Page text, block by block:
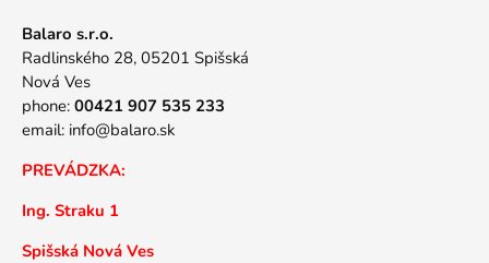
Balaro s.r.o.
Radlinského 28, 05201 Spišská
Nová Ves
phone: 00421 907 535 233
email: info@balaro.sk
PREVÁDZKA:
Ing. Straku 1
Spišská Nová Ves